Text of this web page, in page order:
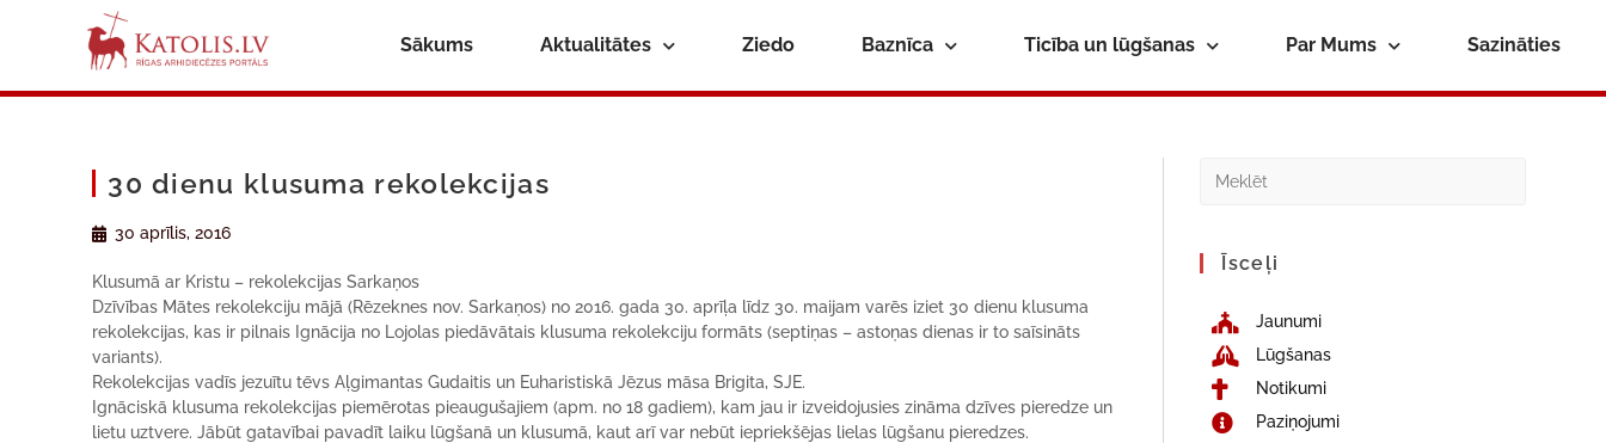
Sākums Aktualitātes Ziedo Baznīca Ticība un lūgšanas Par Mums Sazināties
30 dienu klusuma rekolekcijas
30 aprīlis, 2016
Klusumā ar Kristu – rekolekcijas Sarkaņos
Dzīvības Mātes rekolekciju mājā (Rēzeknes nov. Sarkaņos) no 2016. gada 30. aprīļa līdz 30. maijam varēs iziet 30 dienu klusuma
rekolekcijas, kas ir pilnais Ignācija no Lojolas piedāvātais klusuma rekolekciju formāts (septiņas – astoņas dienas ir to saīsināts
variants).
Rekolekcijas vadīs jezuītu tēvs Aļgimantas Gudaitis un Euharistiskā Jēzus māsa Brigita, SJE.
Ignāciskā klusuma rekolekcijas piemērotas pieaugušajiem (apm. no 18 gadiem), kam jau ir izveidojusies zināma dzīves pieredze un
lietu uztvere. Jābūt gatavībai pavadīt laiku lūgšanā un klusumā, kaut arī var nebūt iepriekšējas lielas lūgšanu pieredzes.
Īsceļi
Jaunumi
Lūgšanas
Notikumi
Paziņojumi